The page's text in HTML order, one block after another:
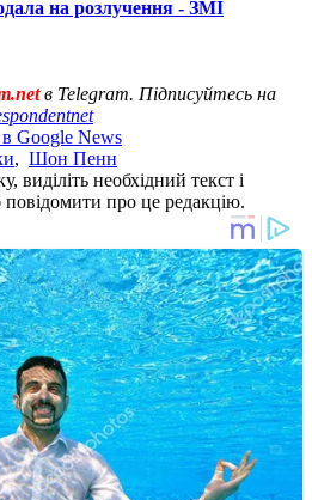
на розлучення - ЗМІ
в Telegram. Підписуйтесь на
Google News
, Шон Пенн
необхідний текст і
про це редакцію.